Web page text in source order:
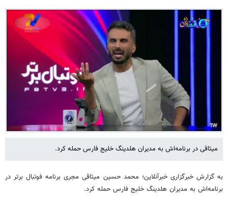
میثاقی در برنامه‌اش به مدیران هلدینگ خلیج فارس حمله کرد.
به گزارش خبرگزاری خبرآنلاین؛ محمد حسین میثاقی مجری برنامه فوتبال برتر در
برنامه‌اش به مدیران هلدینگ خلیج فارس حمله کرد.